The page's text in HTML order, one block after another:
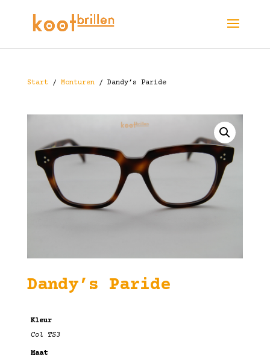
Start/ Monturen/ Dandy’s Paride
Dandy’s Paride
Kleur
Col TS3
Maat